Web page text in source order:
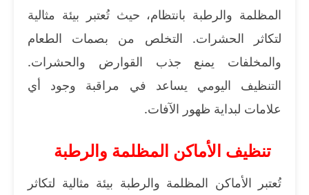
المظلمة والرطبة بانتظام، حيث تُعتبر بيئة مثالية
لتكاثر الحشرات. التخلص من بصمات الطعام
والمخلفات يمنع جذب القوارض والحشرات.
التنظيف اليومي يساعد في مراقبة وجود أي
علامات لبداية ظهور الآفات.
تنظيف الأماكن المظلمة والرطبة
تُعتبر الأماكن المظلمة والرطبة بيئة مثالية لتكاثر